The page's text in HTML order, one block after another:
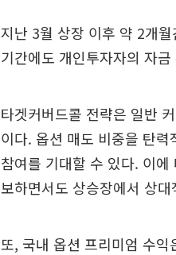
지난 3월 상장 이후 약 2개
기간에도 개인투자자의 자
타겟커버드콜 전략은 일반
이다. 옵션 매도 비중을 탄
참여를 기대할 수 있다. 이
보하면서도 상승장에서 상
또, 국내 옵션 프리미엄 수